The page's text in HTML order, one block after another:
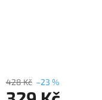
428 Kč –23 %